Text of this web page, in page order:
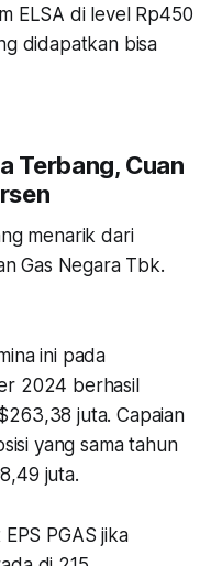
ELSA di level Rp450
didapatkan bisa
Terbang, Cuan
menarik dari
Gas Negara Tbk.
ini pada
2024 berhasil
juta. Capaian
yang sama tahun
juta.
PGAS jika